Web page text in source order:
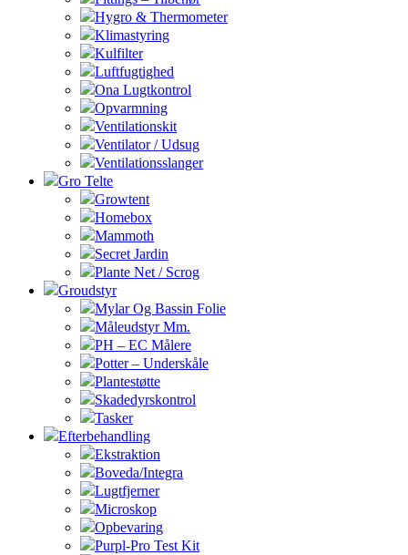
Hygro & Thermometer
Klimastyring
Kulfilter
Luftfugtighed
Ona Lugtkontrol
Opvarmning
Ventilationskit
Ventilator / Udsug
Ventilationsslanger
Gro Telte
Growtent
Homebox
Mammoth
Secret Jardin
Plante Net / Scrog
Groudstyr
Mylar Og Bassin Folie
Måleudstyr Mm.
PH – EC Målere
Potter – Underskåle
Plantestøtte
Skadedyrskontrol
Tasker
Efterbehandling
Ekstraktion
Boveda/Integra
Lugtfjerner
Microskop
Opbevaring
Purpl-Pro Test Kit